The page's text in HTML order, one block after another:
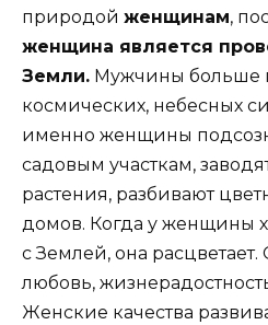
природой женщинам,
женщина является
Земли. Мужчины больше
космических, небесных
именно женщины
садовым участкам,
растения, разбивают
домов. Когда у женщины
с Землей, она
любовь,
Женские качества